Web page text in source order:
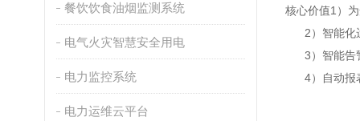
餐饮饮食油烟监测系统
电气火灾智慧安全用电
电力监控系统
电力运维云平台
核心价值1）
2）智能化
3）智能告
4）自动报